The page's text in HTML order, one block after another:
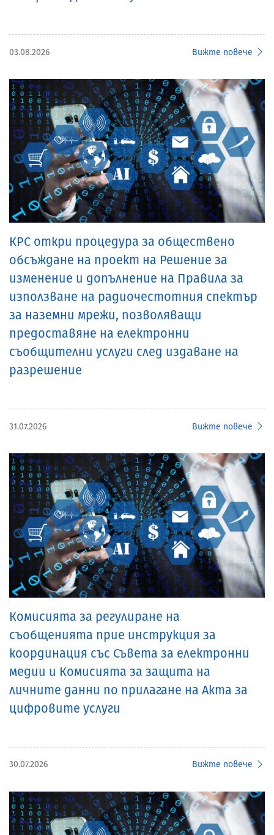
03.08.2026 Вижте повече
КРС откри процедура за обществено
обсъждане на проект на Решение за
изменение и допълнение на Правила за
използване на радиочестотния спектър
за наземни мрежи, позволяващи
предоставяне на електронни
съобщителни услуги след издаване на
разрешение
31.07.2026 Вижте повече
Комисията за регулиране на
съобщенията прие инструкция за
координация със Съвета за електронни
медии и Комисията за защита на
личните данни по прилагане на Акта за
цифровите услуги
30.07.2026 Вижте повече